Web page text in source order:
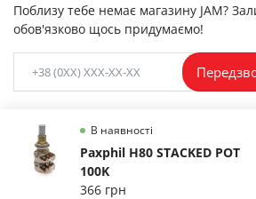
Поблизу тебе немає магазину JAM?
обов'язково щось придумаємо!
В наявності
Paxphil H80 STACKED POT
100K
366 грн